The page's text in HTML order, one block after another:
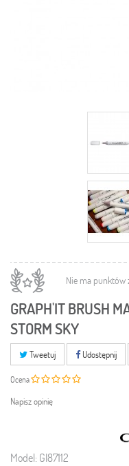
Nie ma
GRAPH'IT BRUSH
STORM SKY
Tweetuj Udostępnij
Ocena
Napisz opinię
Model: GI87112